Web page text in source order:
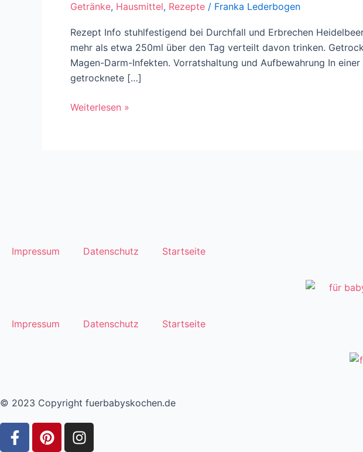
Getränke, Hausmittel, Rezepte / Franka Lederbogen
Rezept Info stuhlfestigend bei Durchfall und Erbrechen
mehr als etwa 250ml über den Tag verteilt davon trinken.
Magen-Darm-Infekten. Vorratshaltung und Aufbewahrung In
getrocknete […]
Hausmittel
gegen
Durchfall
Weiterlesen »
Impressum Datenschutz Startseite
Impressum Datenschutz Startseite
© 2023 Copyright fuerbabyskochen.de
F
a
P
i
I
n